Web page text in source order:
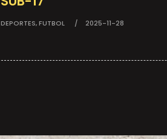
DEPORTES, FUTBOL 2025-11-28